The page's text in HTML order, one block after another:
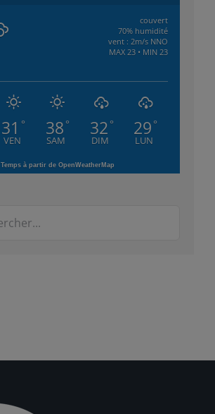
couvert
70% humidité
vent : 2m/s NNO
MAX 23 • MIN 23
31 °
VEN
38 °
SAM
32 °
DIM
29 °
LUN
Temps à partir de OpenWeatherMap